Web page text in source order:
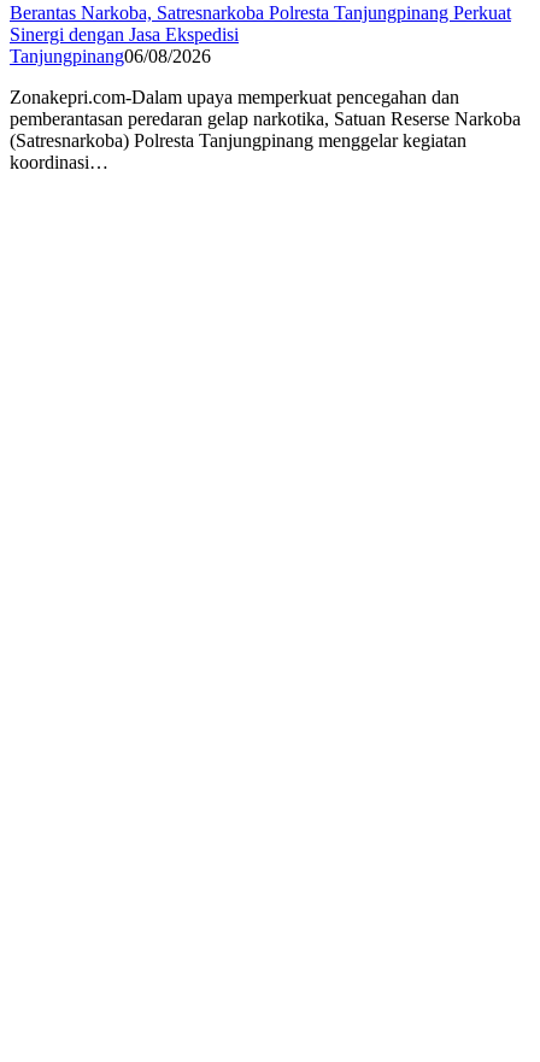
Berantas Narkoba, Satresnarkoba Polresta Tanjungpinang Perkuat
Sinergi dengan Jasa Ekspedisi
Tanjungpinang06/08/2026
Zonakepri.com-Dalam upaya memperkuat pencegahan dan
pemberantasan peredaran gelap narkotika, Satuan Reserse Narkoba
(Satresnarkoba) Polresta Tanjungpinang menggelar kegiatan
koordinasi…